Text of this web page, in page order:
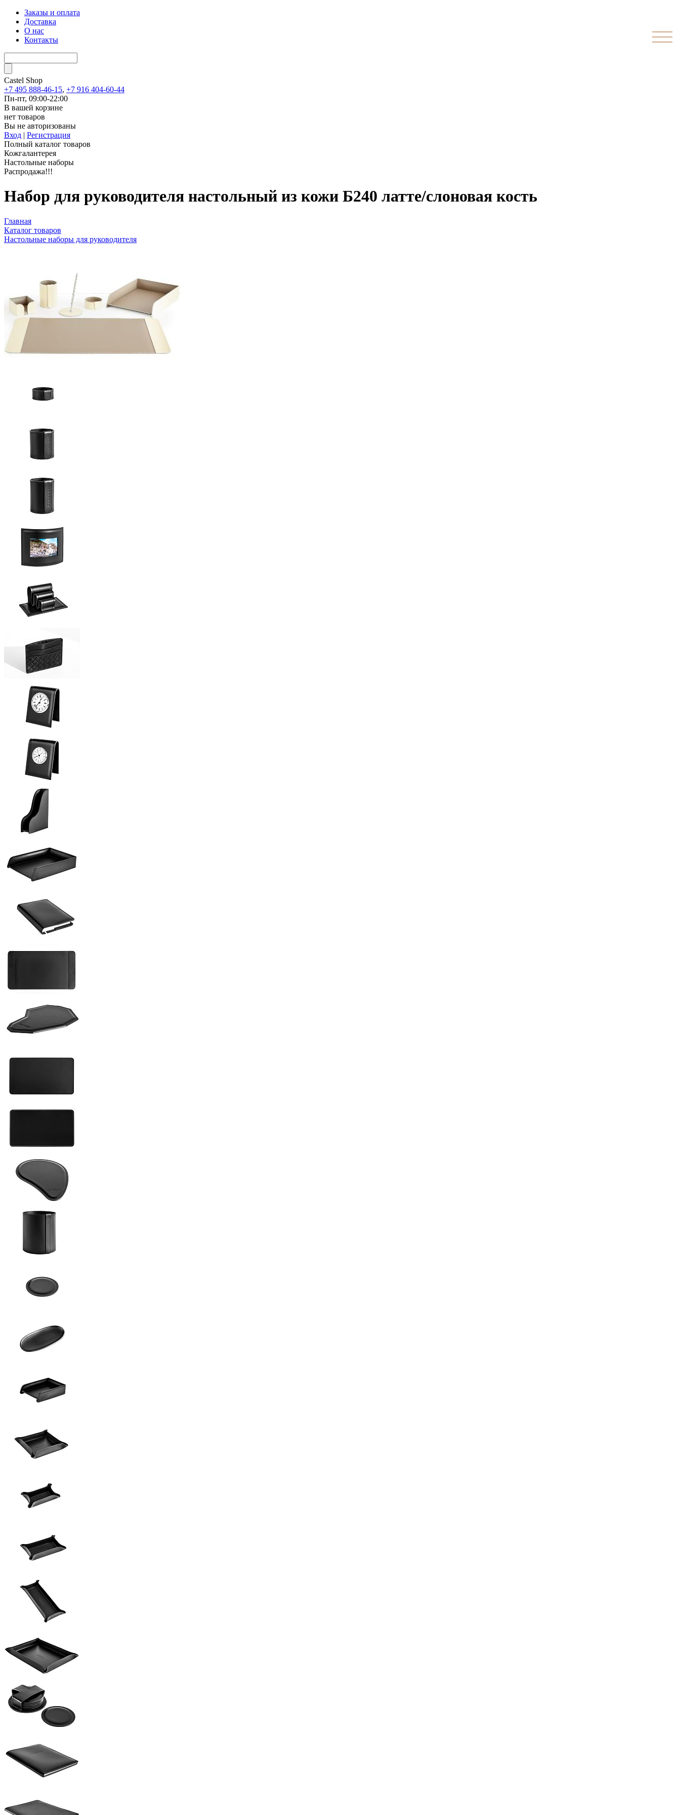
Заказы и оплата
Доставка
О нас
Контакты
Castel Shop
+7 495 888-46-15, +7 916 404-60-44
Пн-пт, 09:00-22:00
В вашей корзине
нет товаров
Вы не авторизованы
Вход | Регистрация
Полный каталог товаров
Кожгалантерея
Настольные наборы
Распродажа!!!
Набор для руководителя настольный из кожи Б240 латте/слоновая кость
Главная
Каталог товаров
Настольные наборы для руководителя